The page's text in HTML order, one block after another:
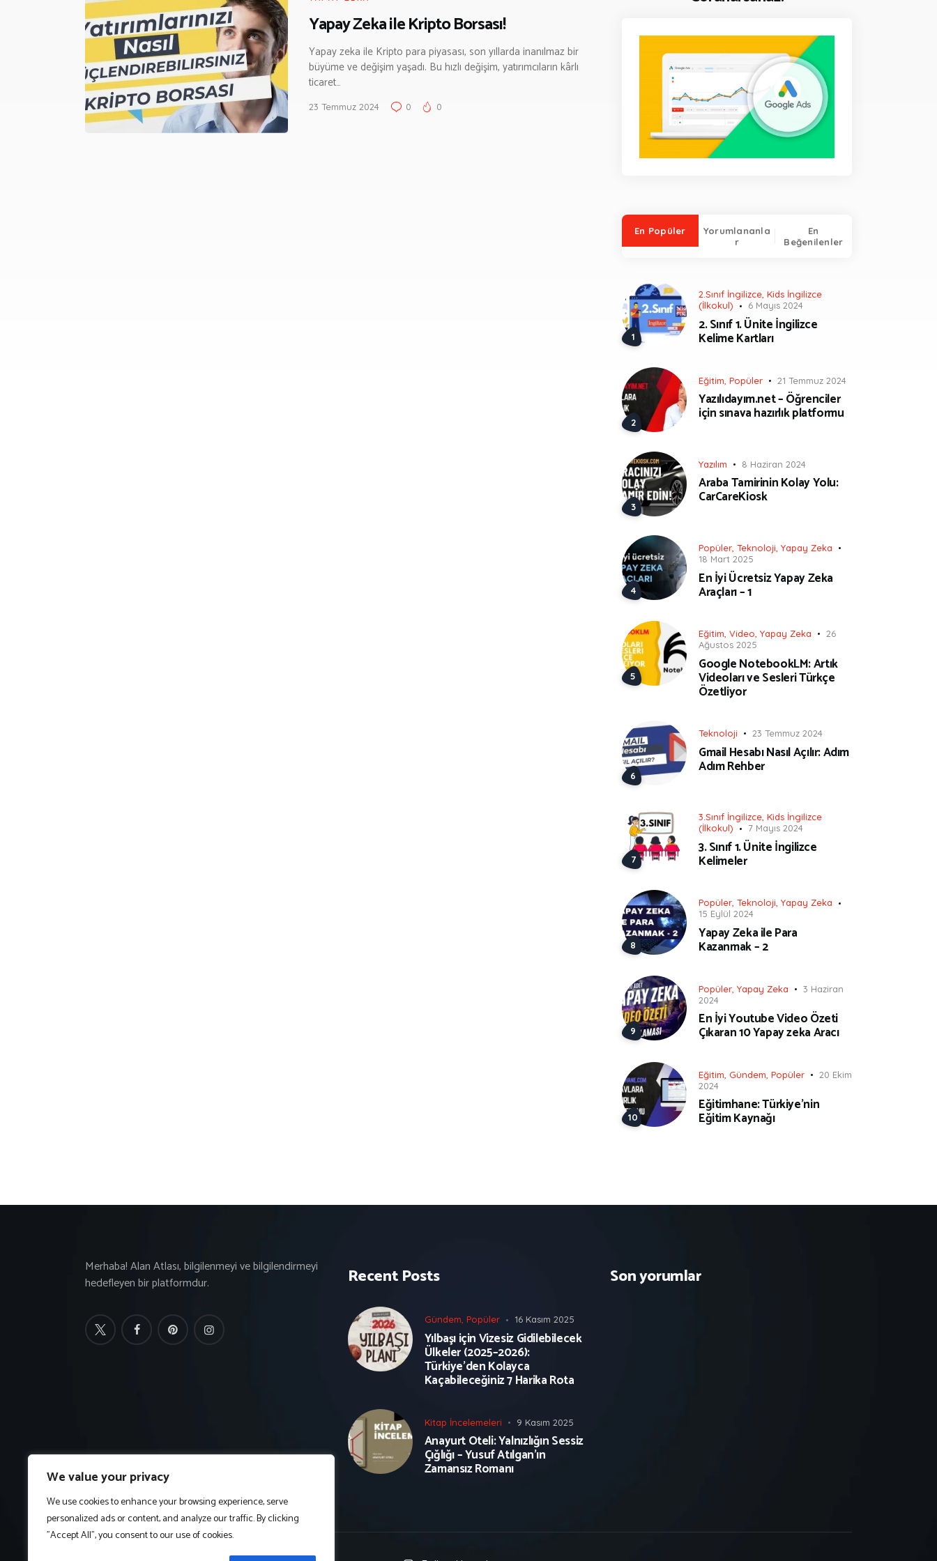
We value your privacy
We use cookies to enhance your browsing experience, serve
personalized ads or content, and analyze our traffic. By clicking
"Accept All", you consent to our use of cookies.
Yapay Zeka ile Kripto Borsası!
Yapay zeka ile Kripto para piyasası, son yıllarda inanılmaz bir
büyüme ve değişim yaşadı. Bu hızlı değişim, yatırımcıların kârlı
ticaret…
23 Temmuz 2024 0 0
En Popüler
Yorumlananla
r
En
Beğenilenler
2.Sınıf İngilizce, Kids İngilizce
(İlkokul)
6 Mayıs 2024
2. Sınıf 1. Ünite İngilizce
Kelime Kartları
Eğitim Popüler 21 Temmuz 2024
Yazılıdayım.net – Öğrenciler
için sınava hazırlık platformu
Yazılım 8 Haziran 2024
Araba Tamirinin Kolay Yolu:
CarCareKiosk
Popüler Teknoloji Yapay Zeka
18 Mart 2025
En İyi Ücretsiz Yapay Zeka
Araçları – 1
Eğitim Video Yapay Zeka
26
Ağustos 2025
Google NotebookLM: Artık
Videoları ve Sesleri Türkçe
Özetliyor
Teknoloji 23 Temmuz 2024
Gmail Hesabı Nasıl Açılır: Adım
Adım Rehber
3.Sınıf İngilizce, Kids İngilizce
(İlkokul)
7 Mayıs 2024
3. Sınıf 1. Ünite İngilizce
Kelimeler
Popüler, Teknoloji, Yapay Zeka
15 Eylül 2024
Yapay Zeka ile Para
Kazanmak – 2
Popüler Yapay Zeka
3 Haziran
2024
En İyi Youtube Video Özeti
Çıkaran 10 Yapay zeka Aracı
Eğitim Gündem Popüler
20 Ekim
2024
Eğitimhane: Türkiye’nin
Eğitim Kaynağı
Merhaba! Alan Atlası, bilgilenmeyi ve bilgilendirmeyi
hedefleyen bir platformdur.
Recent Posts
Gündem, Popüler 16 Kasım 2025
Yılbaşı için Vizesiz Gidilebilecek
Ülkeler (2025–2026):
Türkiye’den Kolayca
Kaçabileceğiniz 7 Harika Rota
Kitap İncelemeleri 9 Kasım 2025
Anayurt Oteli: Yalnızlığın Sessiz
Çığlığı – Yusuf Atılgan’ın
Zamansız Romanı
Son yorumlar